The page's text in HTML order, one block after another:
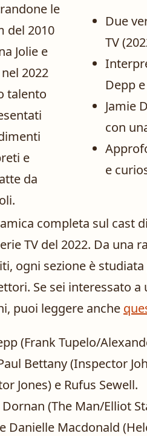
le
del 2010
Jolie e
2022
talento
e
da
Due
TV
Depp
Jamie
con
e
completa sul cast
TV del 2022. Da una
ogni sezione è
Se sei interessato
puoi leggere anche
(Frank Tupelo/
Bettany (Inspector
Jones) e Rufus Sewell.
Dornan (The Man/Elliot
Danielle Macdonald